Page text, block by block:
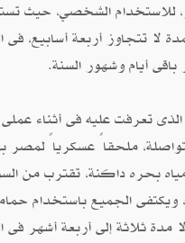
الشخصي، حيث
لا تتجاوز أربعة أسابيع،
أيام وشهور السنة.
الذى تعرفت عليه فى أثناء عملى
ملحقاً عسكرياً لمصر
بحره داكنة، تقترب من
الجميع باستخدام
مدة ثلاثة إلى أربعة أشهر فى